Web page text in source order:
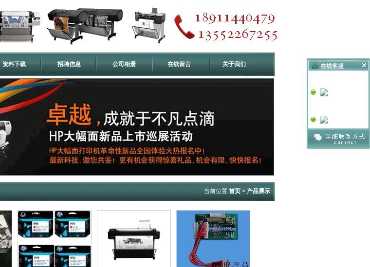
资料下载 招聘信息 公司相册 在线留言 关于我们
当前位置:首页> 产品展示
在线客服